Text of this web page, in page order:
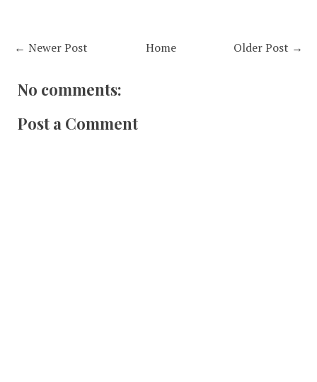
← Newer Post Older Post →
Home
No comments:
Post a Comment